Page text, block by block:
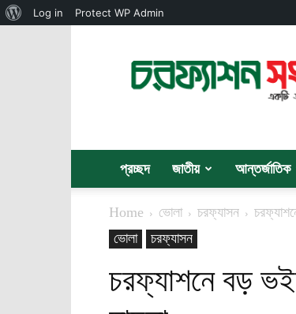
সংবাদ
প্রচ্ছদ জাতীয় আন্তর্জাতিক
Home ভোলা চরফ্যাসন
ভোলা
চরফ্যাসন
চরফ্যাশনে বড়
About
Log in Protect WP Admin